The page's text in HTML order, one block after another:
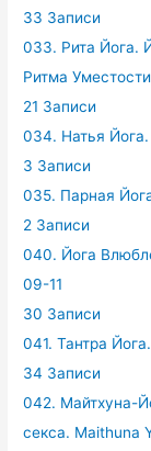
33 Записи
033. Рита Йога.
Ритма
21 Записи
034. Натья
3 Записи
035. Парная
2 Записи
040. Йога
09-11
30 Записи
041. Тантра
34 Записи
042. Майтхуна-
секса. Maithuna